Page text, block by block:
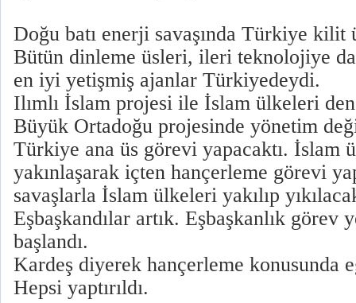
Doğu batı enerji savaşında Türkiye kilit
Bütün dinleme üsleri, ileri teknolojiye
en iyi yetişmiş ajanlar Türkiyedeydi.
Ilımlı İslam projesi ile İslam ülkeleri
Büyük Ortadoğu projesinde yönetim
Türkiye ana üs görevi yapacaktı. İslam
yakınlaşarak içten hançerleme görevi
savaşlarla İslam ülkeleri yakılıp
Eşbaşkandılar artık. Eşbaşkanlık görev
başlandı.
Kardeş diyerek hançerleme konusunda
Hepsi yaptırıldı.